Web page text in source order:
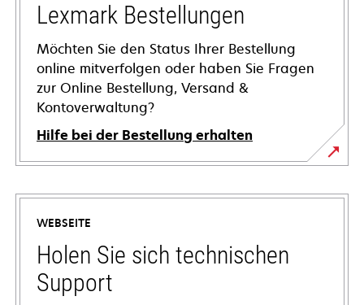
Lexmark Bestellungen
Möchten Sie den Status Ihrer Bestellung
online mitverfolgen oder haben Sie Fragen
zur Online Bestellung, Versand &
Kontoverwaltung?
Hilfe bei der Bestellung erhalten
WEBSEITE
Holen Sie sich technischen
Support